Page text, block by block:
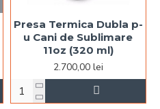
Presa Termica Dubla p-
u Cani de Sublimare
11oz (320 ml)
2.700,00 lei